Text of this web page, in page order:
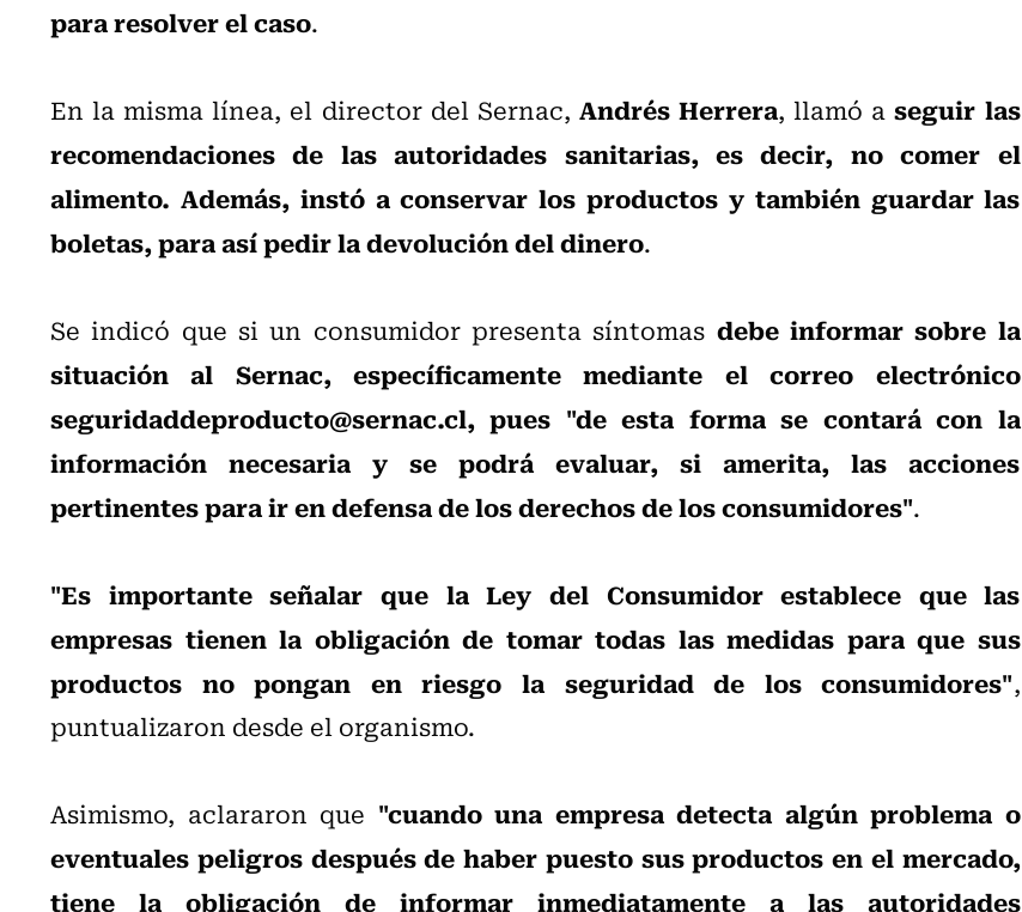
para resolver el caso.
En la misma línea, el director del Sernac, Andrés Herrera, llamó aseguir las
recomendaciones de las autoridades sanitarias, es decir, no comer el
alimento. Además, instó a conservar los productos y también guardar las
boletas, para así pedir la devolución del dinero.
Se indicó que si un consumidor presenta síntomas debe informar sobre la
situación al Sernac, específicamente mediante el correo electrónico
seguridaddeproducto@sernac.cl, pues "de esta forma se contará con la
información necesaria y se podrá evaluar, si amerita, las acciones
pertinentes para ir en defensa de los derechos de los consumidores".
"Es importante señalar que la Ley del Consumidor establece que las
empresas tienen la obligación de tomar todas las medidas para que sus
productos no pongan en riesgo la seguridad de los consumidores",
puntualizaron desde el organismo.
Asimismo, aclararon que "cuando una empresa detecta algún problema o
eventuales peligros después de haber puesto sus productos en el mercado,
tiene la obligación de informar inmediatamente a las autoridades